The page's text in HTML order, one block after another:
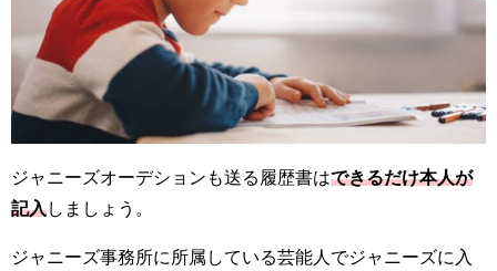
ジャニーズオーデションも送る履歴書はできるだけ本人が
記入しましょう。
ジャニーズ事務所に所属している芸能人でジャニーズに入